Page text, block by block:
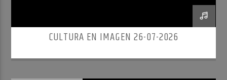
CULTURA EN IMAGEN 26-07-2026